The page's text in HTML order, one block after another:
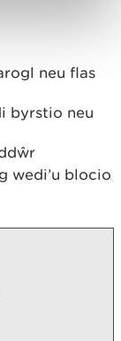
neu flas
byrstio neu
wedi’u blocio